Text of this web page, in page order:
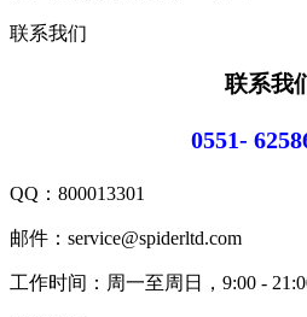
联系我们
联系我
0551-
QQ： 800013301
邮件：service@spiderltd.com
工作时间：周一至周日，9:00 -